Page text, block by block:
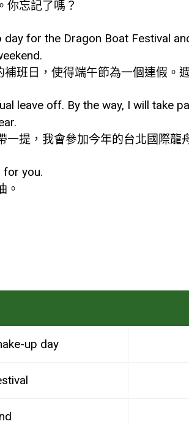
你忘記了嗎？
for the Dragon Boat Festival
班日，使得端午節為一個連假。
leave off. By the way, I will take
提，我會參加今年的台北國際龍
for you.
。
up day